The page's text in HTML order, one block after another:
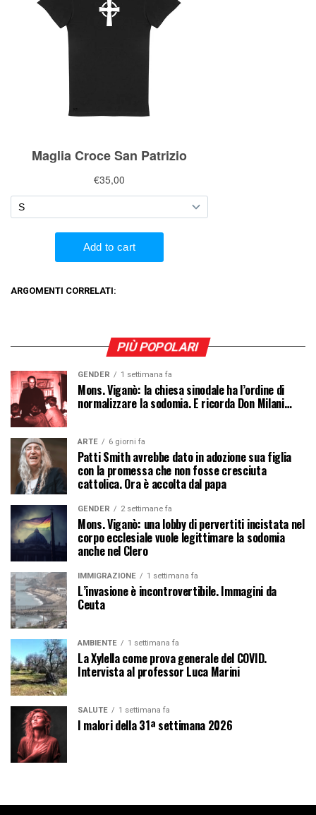
ARGOMENTI CORRELATI:
PIÙ POPOLARI
GENDER 1 settimana fa
Mons. Viganò: la chiesa sinodale ha l’ordine di
normalizzare la sodomia. E ricorda Don Milani…
ARTE 6 giorni fa
Patti Smith avrebbe dato in adozione sua figlia
con la promessa che non fosse cresciuta
cattolica. Ora è accolta dal papa
GENDER 2 settimane fa
Mons. Viganò: una lobby di pervertiti incistata nel
corpo ecclesiale vuole legittimare la sodomia
anche nel Clero
IMMIGRAZIONE 1 settimana fa
L’invasione è incontrovertibile. Immagini da
Ceuta
AMBIENTE 1 settimana fa
La Xylella come prova generale del COVID.
Intervista al professor Luca Marini
SALUTE 1 settimana fa
I malori della 31ª settimana 2026